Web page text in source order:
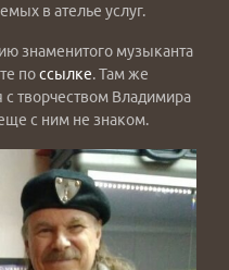
в ателье услуг.
знаменитого музыканта
поссылке. Там же
творчеством Владимира
с ним не знаком.